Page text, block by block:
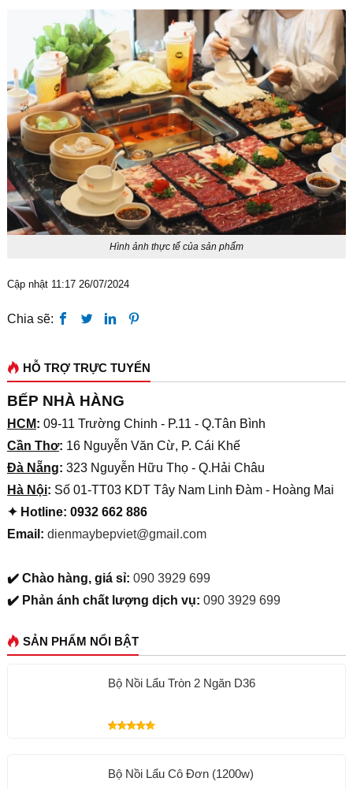
Hình ảnh thực tế của sản phẩm
Cập nhật 11:17 26/07/2024
Chia sẽ:
HỖ TRỢ TRỰC TUYẾN
BẾP NHÀ HÀNG
HCM: 09-11 Trường Chinh - P.11 - Q.Tân Bình
Cần Thơ: 16 Nguyễn Văn Cừ, P. Cái Khế
Đà Nẵng: 323 Nguyễn Hữu Thọ - Q.Hải Châu
Hà Nội: Số 01-TT03 KDT Tây Nam Linh Đàm - Hoàng Mai
✦ Hotline: 0932 662 886
Email: dienmaybepviet@gmail.com
✔️ Chào hàng, giá sỉ: 090 3929 699
✔️ Phản ánh chất lượng dịch vụ: 090 3929 699
SẢN PHẨM NỔI BẬT
Bộ Nồi Lẩu Tròn 2 Ngăn D36
Bộ Nồi Lẩu Cô Đơn (1200w)